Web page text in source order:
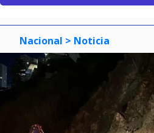
Nacional > Noticia